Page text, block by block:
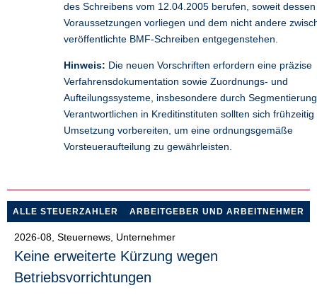
des Schreibens vom 12.04.2005 berufen, soweit dessen
Voraussetzungen vorliegen und dem nicht andere
veröffentlichte BMF-Schreiben entgegenstehen.
Hinweis: Die neuen Vorschriften erfordern eine präzise
Verfahrensdokumentation sowie Zuordnungs- und
Aufteilungssysteme, insbesondere durch
Verantwortlichen in Kreditinstituten sollten sich frühzeitig
Umsetzung vorbereiten, um eine ordnungsgemäße
Vorsteueraufteilung zu gewährleisten.
ALLE STEUERZAHLER ARBEITGEBER UND ARBEITNEHMER
2026-08 Steuernews Unternehmer
Keine erweiterte Kürzung wegen
Betriebsvorrichtungen